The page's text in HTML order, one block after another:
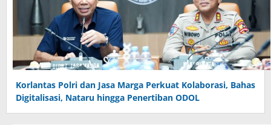
Korlantas Polri dan Jasa Marga Perkuat Kolaborasi, Bahas
Digitalisasi, Nataru hingga Penertiban ODOL